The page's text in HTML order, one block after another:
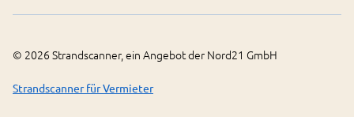
© 2026 Strandscanner, ein Angebot der Nord21 GmbH
Strandscanner für Vermieter